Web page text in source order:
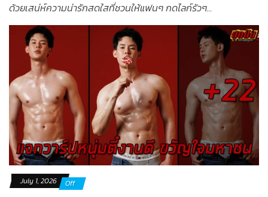
ด้วยเสน่ห์ความน่ารักสดใสที่ชวนให้แฟนๆ กดไลก์รัวๆ...
July 1, 2026 Off